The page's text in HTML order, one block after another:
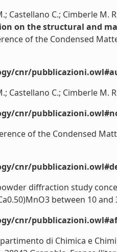
Castellano C.; Cimberle M.
on the structural and
of the Condensed
cnr/
Castellano C.; Cimberle M.
cnr/
of the Condensed
cnr/
diffraction study
between 10 and
cnr/
di Chimica e